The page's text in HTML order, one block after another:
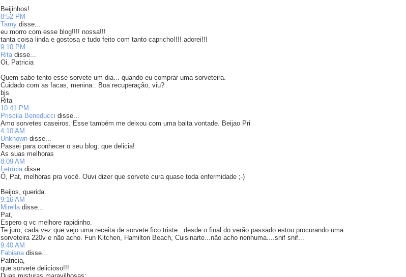
Beijinhos!
8:52 PM
Tamy disse...
eu morro com esse blog!!!! nossa!!!
tanta coisa linda e gostosa e tudo feito com tanto capricho!!!! adorei!!!
9:10 PM
Ritadisse...
Oi, Patricia
Quem sabe tento esse sorvete um dia... quando eu comprar uma sorveteira.
Cuidado com as facas, menina.. Boa recuperação, viu?
bjs
Rita
10:41 PM
Priscila Beneducci disse...
Amo sorvetes caseiros. Esse também me deixou com uma baita vontade. Beijao Pri
4:10 AM
Unknown disse...
Passei para conhecer o seu blog, que delicia!
As suas melhoras
8:09 AM
Letríciadisse...
Ô, Pat, melhoras pra você. Ouvi dizer que sorvete cura quase toda enfermidade ;-)
Beijos, querida.
9:16 AM
Mirelladisse...
Pat,
Espero q vc melhore rapidinho.
Te juro, cada vez que vejo uma receita de sorvete fico triste...desde o final do verão passado estou procurando uma
sorveteira 220v e não acho. Fun Kitchen, Hamilton Beach, Cuisinarte...não acho nenhuma....snif snif...
9:40 AM
Fabianadisse...
Patricia,
que sorvete delicioso!!!